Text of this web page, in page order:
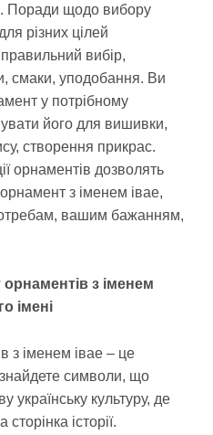
Поради щодо вибору
різних цілей
вибір,
смаки, уподобання. Ви
у потрібному
його для вишивки,
створення прикрас.
орнаментів дозволять
з іменем івае,
вашим бажанням,
орнаментів з іменем
імені
з іменем івае – це
символи, що
українську культуру, де
історії.